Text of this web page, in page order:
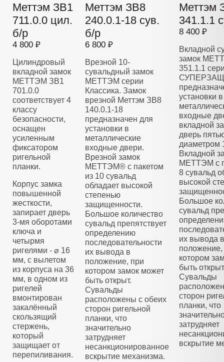
Меттэм ЗВ1
711.0.0 цил.
б/р
4 800 ₽
Цилиндровый
вкладной замок
МЕТТЭМ ЗВ1
701.0.0
соответствует 4
классу
безопасности,
оснащен
усиленным
фиксатором
ригельной
планки.
Корпус замка
повышенной
жесткости,
запирает дверь
3-мя оборотами
ключа и
четырмя
ригелями - ⌀ 16
мм, с вылетом
из корпуса на 36
мм, в одном из
ригелей
вмонтирован
закалённый
скользящий
стержень,
который
защищает от
перепиливания.
Меттэм ЗВ8
240.0.1-18 сув.
б/р
6 800 ₽
Врезной 10-
сувальдный замок
МЕТТЭМ серии
Классика. Замок
врезной Меттэм ЗВ8
140.0.1-18
предназначен для
установки в
металлические
входные двери.
Врезной замок
МЕТТЭМ® с пакетом
из 10 сувальд
обладает высокой
степенью
защищенности.
Большое количество
сувальд препятствует
определению
последовательности
их вывода в
положение, при
котором замок может
быть открыт.
Сувальды
расположены с обеих
сторон ригельной
планки, что
значительно
затрудняет
несанкционированное
вскрытие механизма.
Меттэм
341.1.1
8 400 ₽
Вкладной
замок
351.1.1
установки в
входные
вкладной
дверь
диаметром
Вкладной
МЕТТЭМ с
8 сувальд
высокой
Большое
сувальд
их вывода в
положение,
котором
быть
Сувальды
сторон
планки, что
затрудняет
вскрытие